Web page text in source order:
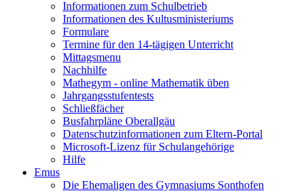
Informationen zum Schulbetrieb
Informationen des Kultusministeriums
Formulare
Termine für den 14-tägigen Unterricht
Mittagsmenu
Nachhilfe
Mathegym - online Mathematik üben
Jahrgangsstufentests
Schließfächer
Busfahrpläne Oberallgäu
Datenschutzinformationen zum Eltern-Portal
Microsoft-Lizenz für Schulangehörige
Hilfe
Emus
Die Ehemaligen des Gymnasiums Sonthofen